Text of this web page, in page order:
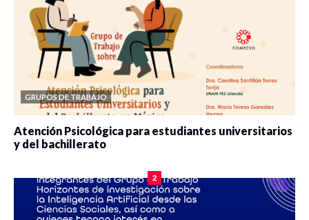
GRUPOS DE TRABAJO
Atención Psicológica para estudiantes universitarios
y del bachillerato
2